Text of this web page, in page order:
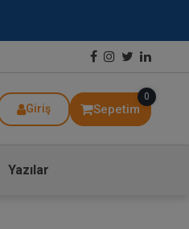
Giriş Sepetim
0
Yazılar